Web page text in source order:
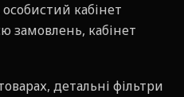
кабінет
замовлень, кабінет
детальні фільтри